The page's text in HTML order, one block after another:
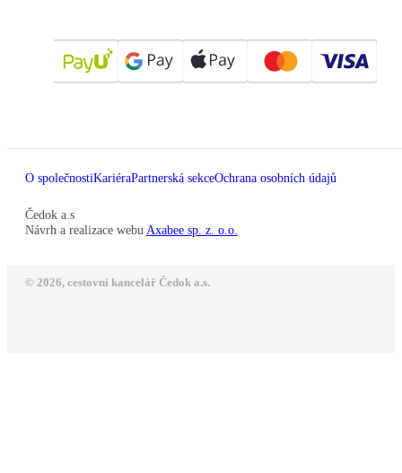
O společnostiKariéraPartnerská sekceOchrana osobních údajů
Čedok a.s
Návrh a realizace webu Axabee sp. z. o.o.
© 2026, cestovní kancelář Čedok a.s.